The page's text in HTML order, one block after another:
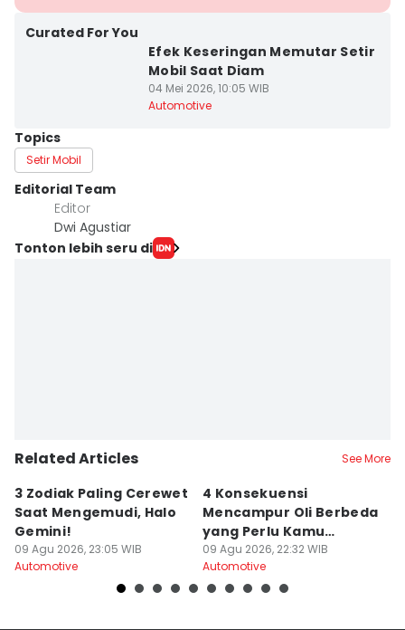
Curated For You
Efek Keseringan Memutar Setir
Mobil Saat Diam
04 Mei 2026, 10:05 WIB
Automotive
Topics
Setir Mobil
Editorial Team
Editor
Dwi Agustiar
Tonton lebih seru di
Related Articles See More
3 Zodiak Paling Cerewet
Saat Mengemudi, Halo
Gemini!
09 Agu 2026, 23:05 WIB
Automotive
4 Konsekuensi
Mencampur Oli Berbeda
yang Perlu Kamu
Hindari
09 Agu 2026, 22:32 WIB
Automotive